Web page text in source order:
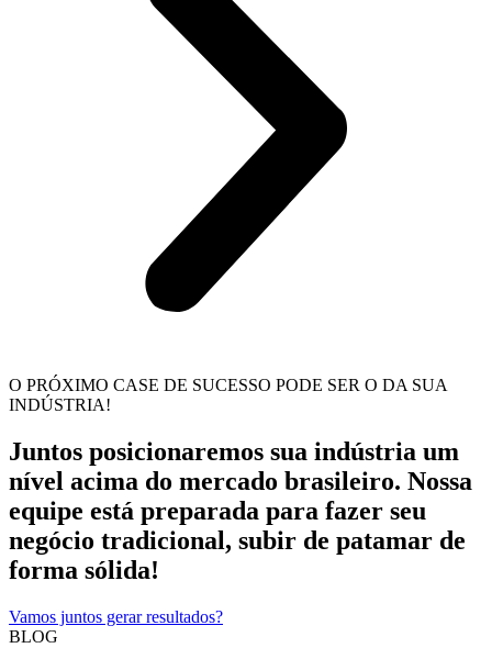
O PRÓXIMO CASE DE SUCESSO PODE SER O DA SUA
INDÚSTRIA!
Juntos posicionaremos sua indústria um
nível acima do mercado brasileiro. Nossa
equipe está preparada para fazer seu
negócio tradicional, subir de patamar de
forma sólida!
Vamos juntos gerar resultados?
BLOG